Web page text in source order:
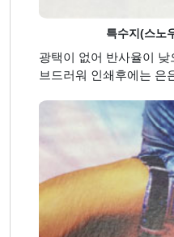
특수지(스노
광택이 없어 반사율이
브드러워 인쇄후에는 은